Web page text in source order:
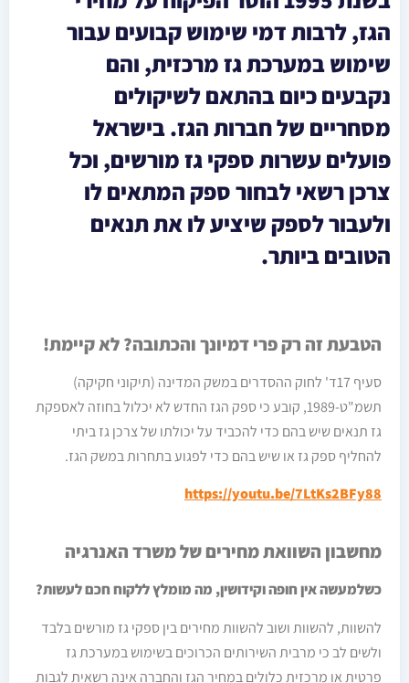
הגז, לרבות דמי שימוש קבועים עבור
שימוש במערכת גז מרכזית, והם
נקבעים כיום בהתאם לשיקולים
מסחריים של חברות הגז. בישראל
פועלים עשרות ספקי גז מורשים, וכל
צרכן רשאי לבחור ספק המתאים לו
ולעבור לספק שיציע לו את תנאים
הטובים ביותר.
הטבעת זה רק פרי דמיונך והכתובה? לא קיימת!
סעיף 17ד' לחוק ההסדרים במשק המדינה (תיקוני חקיקה)
תשמ"ט-1989, קובע כי ספק הגז החדש לא יכלול בחוזה לאספקת
גז תנאים שיש בהם כדי להכביד על יכולתו של צרכן גז ביתי
להחליף ספק גז או שיש בהם כדי לפגוע בתחרות במשק הגז.
https://youtu.be/7LtKs2BFy88
מחשבון השוואת מחירים של משרד האנרגיה
כשלמעשה אין חופה וקידושין, מה מומלץ ללקוח חכם לעשות?
להשוות, להשוות ושוב להשוות מחירים בין ספקי גז מורשים בלבד
ולשים לב כי מרבית השירותים הכרוכים בשימוש במערכת גז
פרטית או מרכזית כלולים במחיר הגז והחברה אינה רשאית לגבות